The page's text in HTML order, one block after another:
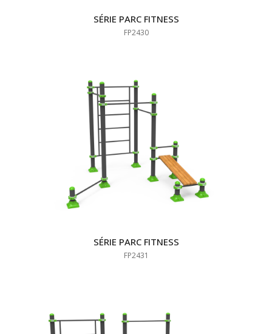
SÉRIE PARC FITNESS
FP2430
SÉRIE PARC FITNESS
FP2431